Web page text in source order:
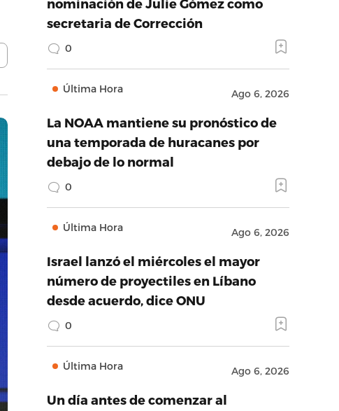
nominación de Julie Gómez como
secretaria de Corrección
0
Última Hora Ago 6, 2026
La NOAA mantiene su pronóstico de
una temporada de huracanes por
debajo de lo normal
0
Última Hora Ago 6, 2026
Israel lanzó el miércoles el mayor
número de proyectiles en Líbano
desde acuerdo, dice ONU
0
Última Hora Ago 6, 2026
Un día antes de comenzar al